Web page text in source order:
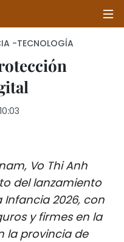
AMBIENTE
-TECNOLOGÍA
Vo Thi Anh
del lanzamiento
Infancia 2026, con
y firmes en la
la provincia de